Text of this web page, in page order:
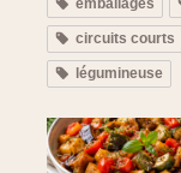
circuits courts
légumineuse